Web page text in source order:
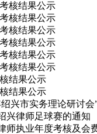
核结果公示
核结果公示
核结果公示
核结果公示
核结果公示
核结果公示
结果公示
结果公示
兴市实务理论研讨会
兴律师足球赛的通知
师执业年度考核及会